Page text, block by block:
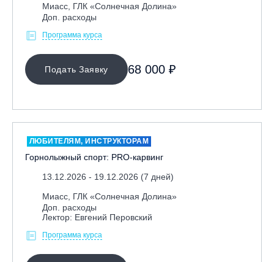
«Абзаково»
Санкт-Петербург, Скейт-парк под мостом Бетанкура
Сочи, ГК «Красная Поляна»
Сочи, ГТЦ «Газпром»
Узбекистан, ГКЛЦ «Amirsoy»
Уфа,СШОР ПО БИАТЛОНУ РБ
Челябинская обл., Миасс, Вейк-клуб «Мастер»
Чусовой, ГК «Такман»
Южно-Сахалинск, СТК «Горный воздух»
Ярославль, СП «Изгиб»
Миасс, ГЛК «Солнечная Долина»
Доп. расходы
Программа курса
Подать Заявку 68 000 ₽
ЛЮБИТЕЛЯМ, ИНСТРУКТОРАМ
Горнолыжный спорт: PRO-карвинг
13.12.2026 - 19.12.2026 (7 дней)
Миасс, ГЛК «Солнечная Долина»
Доп. расходы
Лектор: Евгений Перовский
Программа курса